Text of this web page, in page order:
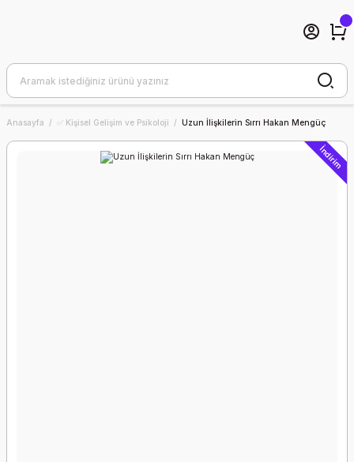
Anasayfa ✅ Kişisel Gelişim ve Psikoloji Uzun İlişkilerin Sırrı Hakan Mengüç
İndirim